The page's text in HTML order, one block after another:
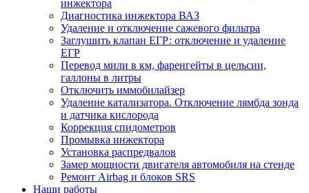
инжектора
Диагностика инжектора ВАЗ
Удаление и отключение сажевого фильтра
Заглушить клапан ЕГР: отключение и удаление
ЕГР
Перевод мили в км, фаренгейты в цельсии,
галлоны в литры
Отключить иммобилайзер
Удаление катализатора. Отключение лямбда зонда
и датчика кислорода
Коррекция спидометров
Промывка инжектора
Установка распредвалов
Замер мощности двигателя автомобиля на стенде
Ремонт Airbag и блоков SRS
Наши работы